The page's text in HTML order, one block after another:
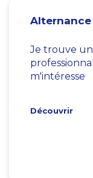
Alternance
Je trouve
m'intéresse
Découvrir